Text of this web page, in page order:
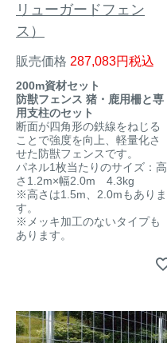
リューガードフェン
ス）
販売価格 287,083 税込
200m資材セット
防獣フェンス 猪・鹿用柵と専
用支柱のセット
断面が四角形の鉄線をねじる
ことで強度を向上、軽量化さ
せた防獣フェンスです。
パネル1枚当たりのサイズ：高
さ1.2m×幅2.0m 4.3kg
※高さは1.5m、2.0mもありま
す。
※メッキ加工のないタイプも
あります。